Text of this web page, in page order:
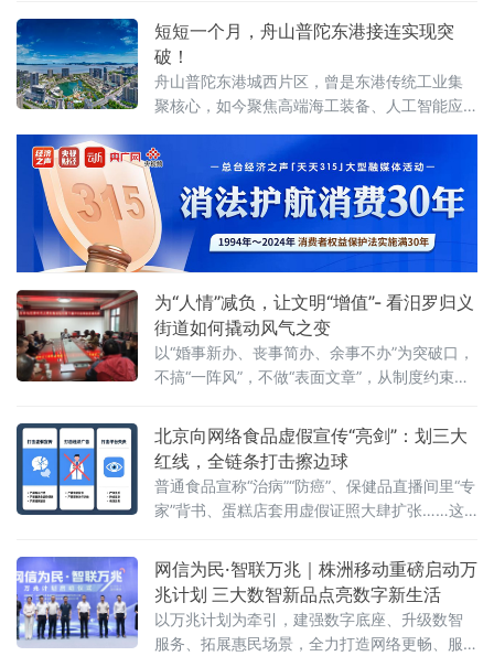
站、武汉东站设联动分会场，重点面向环线列
车亲子出行旅客打造特色服务。活动前期，车
站依
短短一个月，舟山普陀东港接连实现突
破！
舟山普陀东港城西片区，曾是东港传统工业集
聚核心，如今聚焦高端海工装备、人工智能应
批优质企业相继落地，汽车零售总部集聚区也
加速成型，新能源汽车集合店二期等关键项目
稳步推进，发展动能持续增强。
为“人情”减负，让文明“增值”- 看汨罗归义
街道如何撬动风气之变
以“婚事新办、丧事简办、余事不办”为突破口，
不搞“一阵风”，不做“表面文章”，从制度约束到
常，走出一条系统化、常态化的移
北京向网络食品虚假宣传“亮剑”：划三大
红线，全链条打击擦边球
普通食品宣称“治病”“防癌”、保健品直播间里“专
家”背书、蛋糕店套用虚假证照大肆扩张……这
从源头到终端的精准打击。近日，北京市市场
监管局在全市范围内启动网络食品销售虚假宣
传专项整治行动，围绕网络食品销售全链条，
划设虚假商业营销、虚假违法广告、平台及直
播相关违法行为三大类“红线”，严厉查处各类虚
网信为民·智联万兆｜株洲移动重磅启动万
兆计划 三大数智新品点亮数字新生活
以万兆计划为牵引，建强数字底座、升级数智
服务、拓展惠民场景，全力打造网络更畅、服